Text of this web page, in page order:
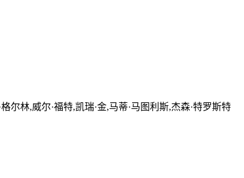
尔林,威尔·福特,凯瑞·金,马蒂·马图利斯,杰森·特罗斯特